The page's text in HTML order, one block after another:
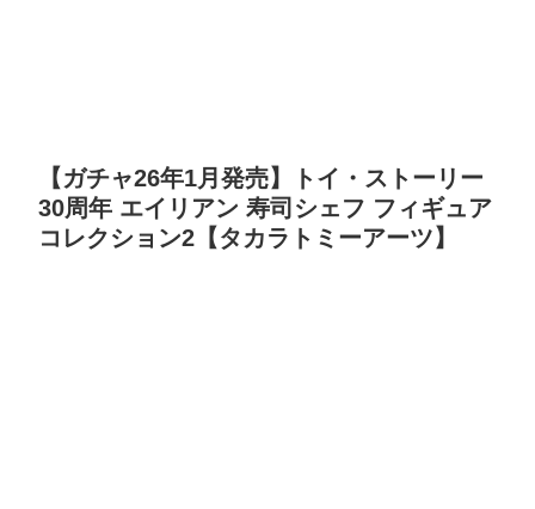
【ガチャ26年1月発売】トイ・ストーリー
30周年 エイリアン 寿司シェフ フィギュア
コレクション2【タカラトミーアーツ】